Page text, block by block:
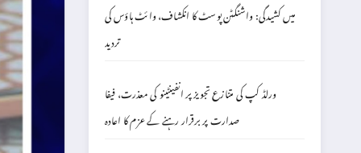
میں کشیدگی: واشنگٹن پوسٹ کا انکشاف، وائٹ ہاؤس کی
تردید
ورلڈ کپ کی متنازع تجویز پر انفینٹینو کی معذرت، فیفا
صدارت پر برقرار رہنے کے عزم کا اعادہ